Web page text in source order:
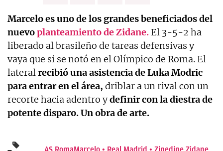
Marcelo es uno de los grandes beneficiados del
nuevoplanteamiento de Zidane. El 3-5-2 ha
liberado al brasileño de tareas defensivas y
vaya que si se notó en el Olímpico de Roma. El
lateralrecibió una asistencia de Luka Modric
para entrar en el área, driblar a un rival con un
recorte hacia adentro ydefinir con la diestra de
potente disparo. Un obra de arte.